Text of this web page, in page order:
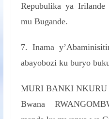
Repubulika ya
mu Bugande.
7. Inama
abayobozi ku buryo
MURI BANKI NKURU
Bwana